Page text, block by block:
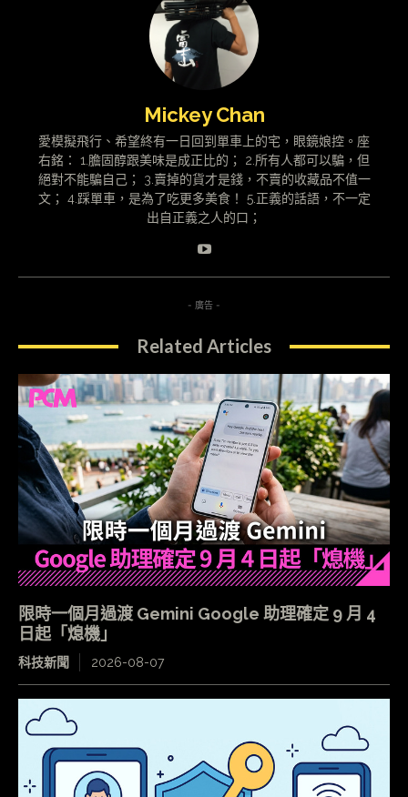
Mickey Chan
愛模擬飛行、希望終有一日回到單車上的宅，眼鏡娘控。座
右銘： 1.膽固醇跟美味是成正比的； 2.所有人都可以騙，但
絕對不能騙自己； 3.賣掉的貨才是錢，不賣的收藏品不值一
文； 4.踩單車，是為了吃更多美食！ 5.正義的話語，不一定
出自正義之人的口；
- 廣告 -
Related Articles
限時一個月過渡 Gemini Google 助理確定 9 月 4
日起「熄機」
科技新聞 2026-08-07